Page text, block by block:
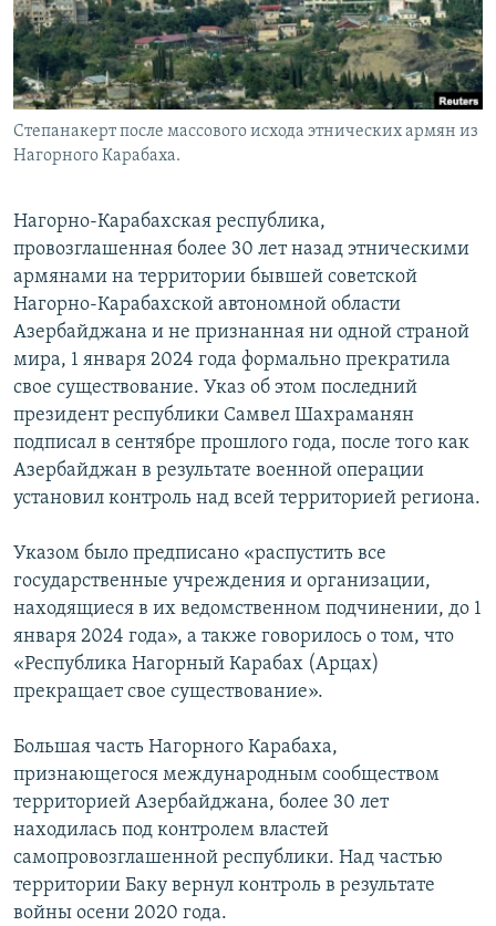
Степанакерт после массового исхода этнических армян из
Нагорного Карабаха.
Нагорно-Карабахская республика,
провозглашенная более 30 лет назад этническими
армянами на территории бывшей советской
Нагорно-Карабахской автономной области
Азербайджана и не признанная ни одной страной
мира, 1 января 2024 года формально прекратила
свое существование. Указ об этом последний
президент республики Самвел Шахраманян
подписал в сентябре прошлого года, после того как
Азербайджан в результате военной операции
установил контроль над всей территорией региона.
Указом было предписано «распустить все
государственные учреждения и организации,
находящиеся в их ведомственном подчинении, до 1
января 2024 года», а также говорилось о том, что
«Республика Нагорный Карабах (Арцах)
прекращает свое существование».
Большая часть Нагорного Карабаха,
признающегося международным сообществом
территорией Азербайджана, более 30 лет
находилась под контролем властей
самопровозглашенной республики. Над частью
территории Баку вернул контроль в результате
войны осени 2020 года.